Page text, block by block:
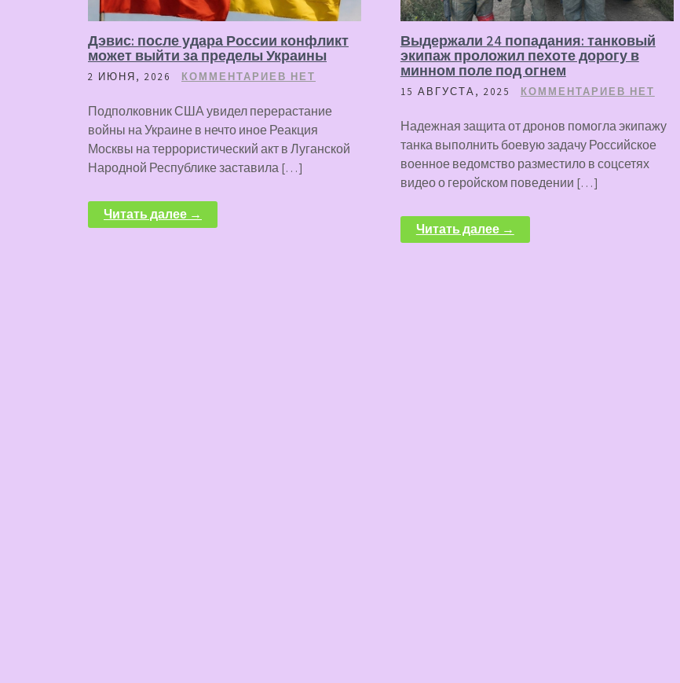
Дэвис: после удара России конфликт
может выйти за пределы Украины
2 ИЮНЯ, 2026 КОММЕНТАРИЕВ НЕТ
Подполковник США увидел перерастание
войны на Украине в нечто иное Реакция
Москвы на террористический акт в Луганской
Народной Республике заставила […]
Читать далее →
Выдержали 24 попадания: танковый
экипаж проложил пехоте дорогу в
минном поле под огнем
15 АВГУСТА, 2025 КОММЕНТАРИЕВ НЕТ
Надежная защита от дронов помогла экипажу
танка выполнить боевую задачу Российское
военное ведомство разместило в соцсетях
видео о геройском поведении […]
Читать далее →